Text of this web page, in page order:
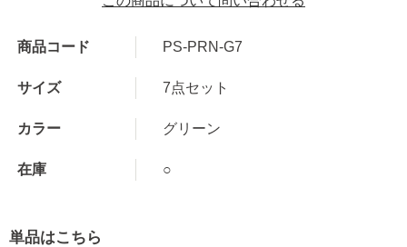
商品コード PS-PRN-G7
サイズ 7点セット
カラー グリーン
在庫 ○
単品はこちら